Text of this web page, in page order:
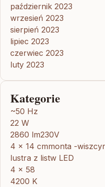
październik 2023
wrzesień 2023
sierpień 2023
lipiec 2023
czerwiec 2023
luty 2023
Kategorie
~50 Hz
22 W
2860 lm230V
4 x 14 cmmonta -
lustra z listw LED
4 x 58
4200 K